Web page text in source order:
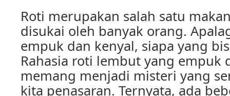
Roti merupakan salah satu
disukai oleh banyak orang.
empuk dan kenyal, siapa yang
Rahasia roti lembut yang empuk
memang menjadi misteri yang
kita penasaran. Ternyata, ada